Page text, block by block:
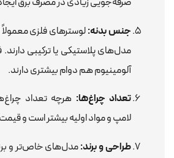
جنس بدنه:لوسترهای فلزی
مدل‌های پلاستیکی یا ترکیبی دارند.
آلومینیوم هم دوام بیشتری دارند.
تعداد چراغ‌ها: هرچه تعداد
لامپ و مواد اولیه بیشتر است و قیمت
طراحی و برند:مدل‌های خاص‌تر و